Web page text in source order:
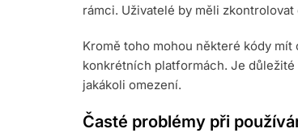
rámci. Uživatelé by měli
Kromě toho mohou některé kódy
konkrétních platformách. Je
jakákoli omezení.
Časté problémy při